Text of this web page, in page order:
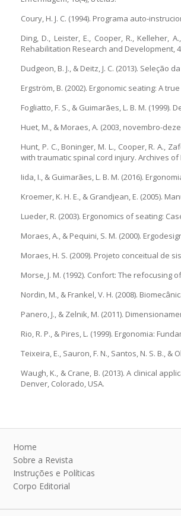
Coury, H. J. C. (1994). Programa auto-
Ding, D., Leister, E., Cooper, R.,
Rehabilitation Research and Development,
Dudgeon, B. J., & Deitz, J. C. (2013).
Ergström, B. (2002). Ergonomic seating: A
Fogliatto, F. S., & Guimarães, L. B. M.
Huet, M., & Moraes, A. (2003, novembro-
Hunt, P. C., Boninger, M. L., Cooper, R. A.,
with traumatic spinal cord injury. Archives of
Iida, I., & Guimarães, L. B. M. (2016).
Kroemer, K. H. E., & Grandjean, E. (2005).
Lueder, R. (2003). Ergonomics of seating:
Moraes, A., & Pequini, S. M. (2000).
Moraes, H. S. (2009). Projeto conceitual de
Morse, J. M. (1992). Confort: The refocusing
Nordin, M., & Frankel, V. H. (2008).
Panero, J., & Zelnik, M. (2011).
Rio, R. P., & Pires, L. (1999). Ergonomia:
Teixeira, E., Sauron, F. N., Santos, N. S. B.,
Waugh, K., & Crane, B. (2013). A clinical
Denver, Colorado, USA.
Home
Sobre a Revista
Instruções e Políticas
Corpo Editorial